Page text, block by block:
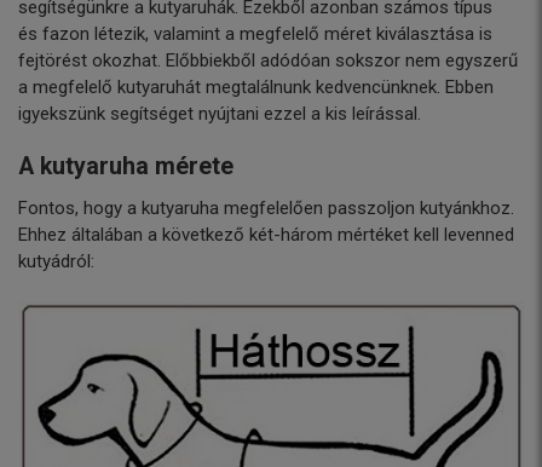
segítségünkre a kutyaruhák. Ezekből azonban számos típus
és fazon létezik, valamint a megfelelő méret kiválasztása is
fejtörést okozhat. Előbbiekből adódóan sokszor nem egyszerű
a megfelelő kutyaruhát megtalálnunk kedvencünknek. Ebben
igyekszünk segítséget nyújtani ezzel a kis leírással.
A kutyaruha mérete
Fontos, hogy a kutyaruha megfelelően passzoljon kutyánkhoz.
Ehhez általában a következő két-három mértéket kell levenned
kutyádról: